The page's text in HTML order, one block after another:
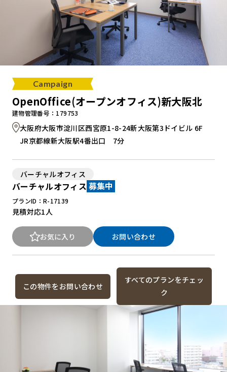
Campaign
OpenOffice(オープンオフィス)新大阪北
建物管理番号：179753
大阪府大阪市淀川区西宮原1-8-24新大阪第3ドイビル 6F
JR京都線新大阪駅4番出口 7分
バーチャルオフィス
バーチャルオフィス 募集中
プランID：R-17139
見積対応1人
お気に入り お問い合わせ
この物件をお問い合わせ
すべてのプランをチェッ
ク